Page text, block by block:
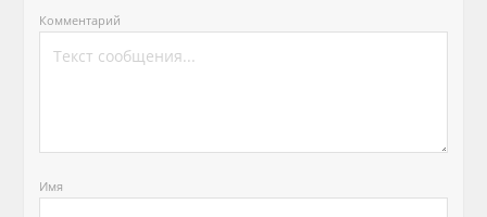
Комментарий
Имя